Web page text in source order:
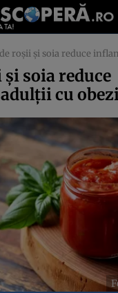
roșii și soia reduce inflamația
soia reduce
cu